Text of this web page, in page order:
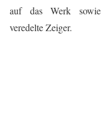
auf das Werk sowie
veredelte Zeiger.